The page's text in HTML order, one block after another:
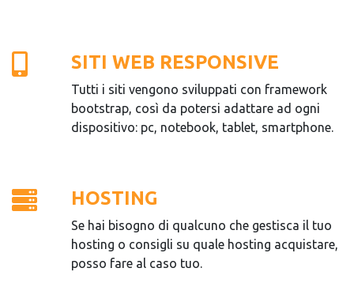
SITI WEB RESPONSIVE
Tutti i siti vengono sviluppati con framework
bootstrap, così da potersi adattare ad ogni
dispositivo: pc, notebook, tablet, smartphone.
HOSTING
Se hai bisogno di qualcuno che gestisca il tuo
hosting o consigli su quale hosting acquistare,
posso fare al caso tuo.